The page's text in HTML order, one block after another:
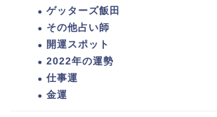
ゲッターズ飯田
その他占い師
開運スポット
2022年の運勢
仕事運
金運